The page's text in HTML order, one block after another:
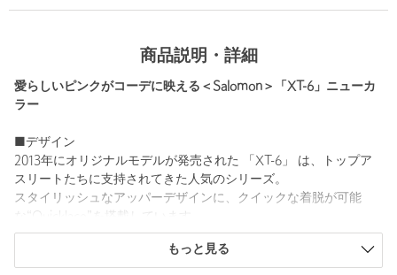
商品説明・詳細
愛らしいピンクがコーデに映える＜Salomon＞「XT-6」ニューカ
ラー
■デザイン
2013年にオリジナルモデルが発売された 「XT-6」 は、トップア
スリートたちに支持されてきた人気のシリーズ。
スタイリッシュなアッパーデザインに、クイックな着脱が可能
人気を博す定番モデルより、春らしさ溢れる新色のライトピンク
もっと見る